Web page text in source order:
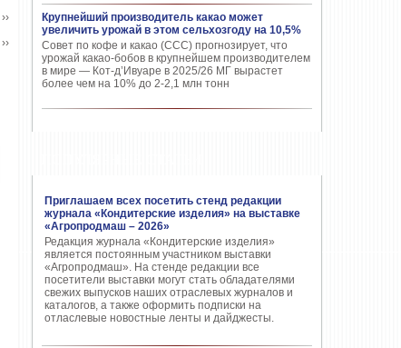
Крупнейший производитель какао может
увеличить урожай в этом сельхозгоду на 10,5%
Совет по кофе и какао (CCC) прогнозирует, что
урожай какао-бобов в крупнейшем производителем
в мире — Кот-д’Ивуаре в 2025/26 МГ вырастет
более чем на 10% до 2-2,1 млн тонн
Приглашаем всех посетить стенд редакции
журнала «Кондитерские изделия» на выставке
«Агропродмаш – 2026»
Редакция журнала «Кондитерские изделия»
является постоянным участником выставки
«Агропродмаш». На стенде редакции все
посетители выставки могут стать обладателями
свежих выпусков наших отраслевых журналов и
каталогов, а также оформить подписки на
отласлевые новостные ленты и дайджесты.
››
››